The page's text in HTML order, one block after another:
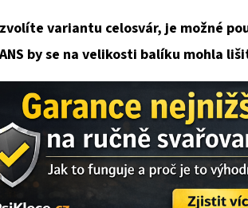
variantu celosvár, je možné
by se na velikosti balíku mohla